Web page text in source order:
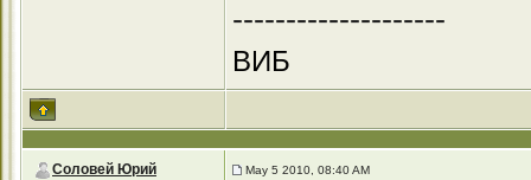
--------------------
ВИБ
Соловей Юрий May 5 2010, 08:40 AM